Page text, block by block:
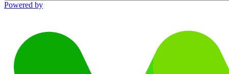
Powered by